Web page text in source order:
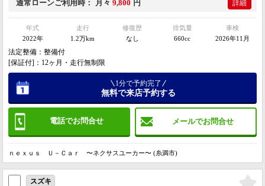
通常ローンご利用時 月々 9,800 円 詳細
年式
2022年
走行
1.2万km
修復歴
なし
排気量
660cc
車検
2026年11月
法定整備：整備付
[保証付]：12ヶ月・走行無制限
電話でお問合せ メールでお問合せ
1分で予約完了
無料で来店予約する
ｎｅｘｕｓ Ｕ－Ｃａｒ 〜ネクサスユーカー〜 (糸満市)
スズキ